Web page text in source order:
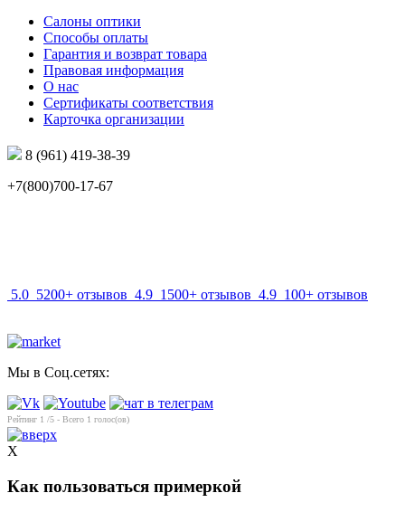
Салоны оптики
Способы оплаты
Гарантия и возврат товара
Правовая информация
О нас
Сертификаты соответствия
Карточка организации
8 (961) 419-38-39
+7(800)700-17-67
5.0 5200+ отзывов 4.9 1500+ отзывов 4.9 100+ отзывов
Мы в Соц.сетях:
Рейтинг 1 /5 - Всего 1 голос(ов)
X
Как пользоваться примеркой